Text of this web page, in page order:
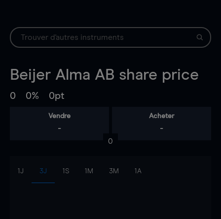
Beijer Alma AB share price
0 0% 0pt
Vendre
-
Acheter
-
0
1J 3J 1S 1M 3M 1A